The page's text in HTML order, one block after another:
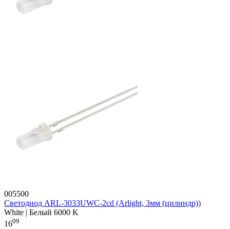
005500
Светодиод ARL-3033UWC-2cd (Arlight, 3мм (цилиндр))
White | Белый 6000 K
1609